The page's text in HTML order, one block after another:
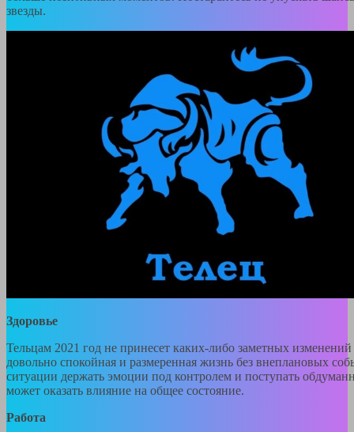
звезды.
Здоровье
Тельцам 2021 год не принесет каких-либо заметных
довольно спокойная и размеренная жизнь без внеплановых
ситуации держать эмоции под контролем и поступать
может оказать влияние на общее состояние.
Работа